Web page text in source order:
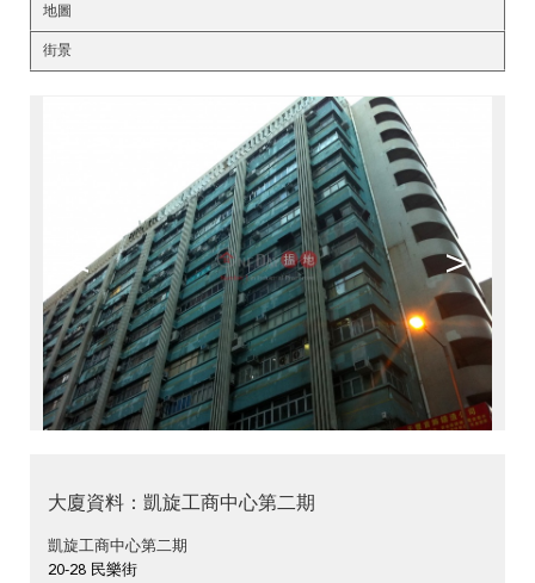
地圖
街景
< >
大廈資料：凱旋工商中心第二期
凱旋工商中心第二期
20-28 民樂街